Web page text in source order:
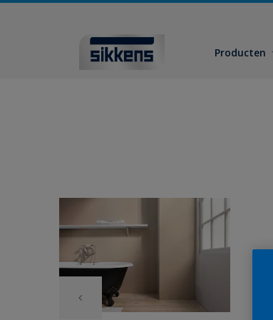
Producten